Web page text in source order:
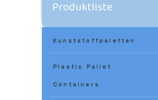
Produktliste
Kunststoffpaletten
Plastic Pallet
Containers